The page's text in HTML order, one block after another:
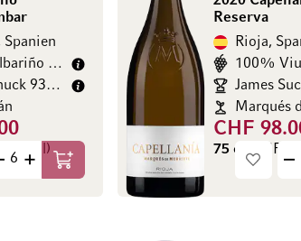
Spanien
100% Albariño (Alvarinho)
Jeb Dunnuck 93/100
/ l)
In den Warenkorb
Reserva
Rioja,
100%
Marqués
CHF
75 cl (CHF